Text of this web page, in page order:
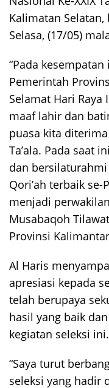
Kalimatan
Selasa, (17/05)
“Pada
Pemerintah
Selamat Hari
maaf lahir dan
puasa kita
Ta’ala. Pada saat
dan
Qori’ah terbaik
menjadi
Musabaqoh
Provinsi
Al Haris
apresiasi kepada
telah berupaya
hasil yang baik
kegiatan seleksi ini.
“Saya turut
seleksi yang hadir